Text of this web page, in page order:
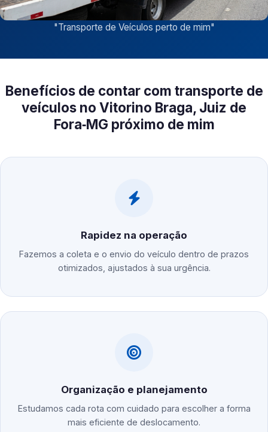
"Transporte de Veículos perto de mim"
Benefícios de contar com transporte de
veículos no Vitorino Braga, Juiz de
Fora‑MG próximo de mim
Rapidez na operação
Fazemos a coleta e o envio do veículo dentro de prazos
otimizados, ajustados à sua urgência.
Organização e planejamento
Estudamos cada rota com cuidado para escolher a forma
mais eficiente de deslocamento.